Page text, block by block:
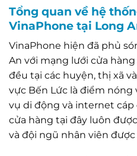
Tổng quan về hệ
VinaPhone tại Long
VinaPhone hiện đã phủ
An với mạng lưới cửa
đều tại các huyện, thị xã
vực Bến Lức là điểm
vụ di động và internet
cửa hàng tại đây luôn
và đội ngũ nhân viên được